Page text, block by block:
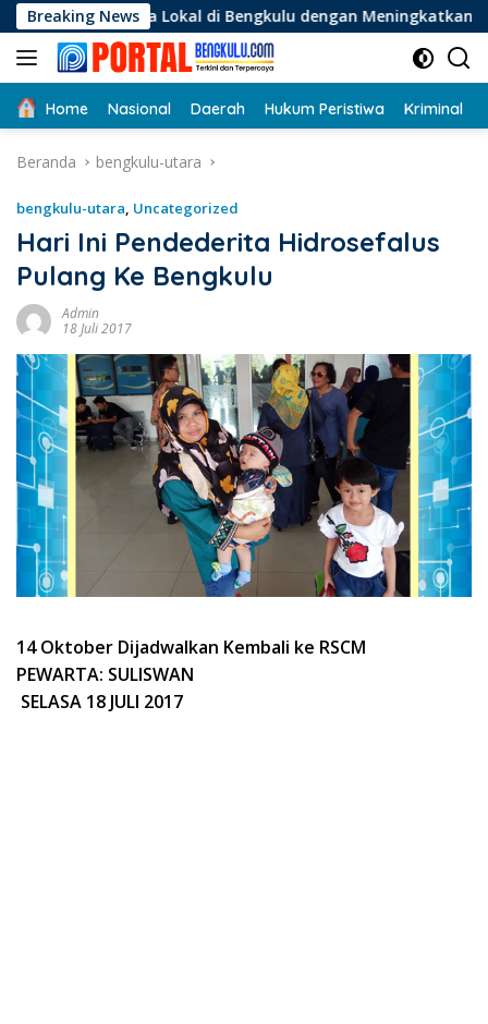
Langsung
ke
konten
Breaking News
Lokal di Bengkulu dengan Meningkatkan Ruang Publik dan
Home Nasional Daerah Hukum Peristiwa Kriminal
Beranda bengkulu-utara
bengkulu-utara, Uncategorized
Hari Ini Pendederita Hidrosefalus
Pulang Ke Bengkulu
Admin
18 Juli 2017
14 Oktober Dijadwalkan Kembali ke RSCM
PEWARTA: SULISWAN
SELASA 18 JULI 2017